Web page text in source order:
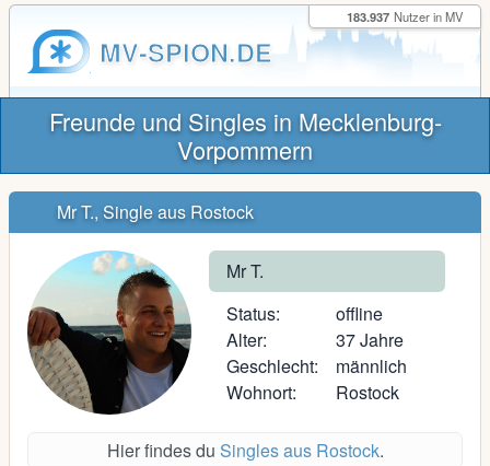
MV-SPION.DE
183.937 Nutzer in MV
Freunde und Singles in Mecklenburg-
Vorpommern
Mr T., Single aus Rostock
Mr T.
Status:
offline
Alter:
37 Jahre
Geschlecht:
männlich
Wohnort:
Rostock
Hier findes du Singles aus Rostock.